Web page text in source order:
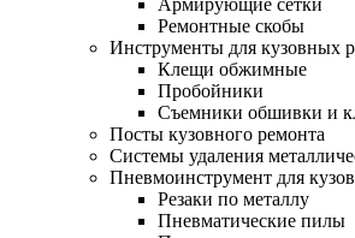
Армирующие сетки
Ремонтные скобы
Инструменты для кузовных
Клещи обжимные
Пробойники
Съемники обшивки и
Посты кузовного ремонта
Системы удаления
Пневмоинструмент для
Резаки по металлу
Пневматические пилы